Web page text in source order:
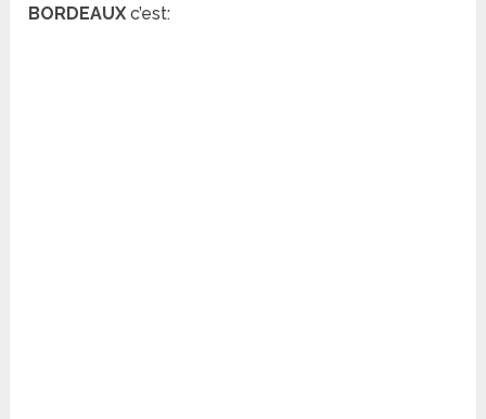
BORDEAUX c’est: